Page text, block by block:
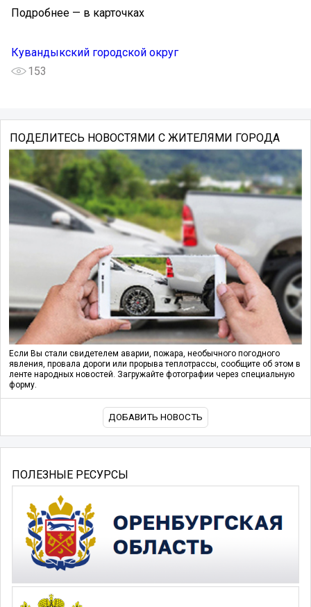
Подробнее — в карточках
Кувандыкский городской округ
153
ПОДЕЛИТЕСЬ НОВОСТЯМИ С ЖИТЕЛЯМИ ГОРОДА
Если Вы стали свидетелем аварии, пожара, необычного погодного
явления, провала дороги или прорыва теплотрассы, сообщите об этом в
ленте народных новостей. Загружайте фотографии через специальную
форму.
ДОБАВИТЬ НОВОСТЬ
ПОЛЕЗНЫЕ РЕСУРСЫ